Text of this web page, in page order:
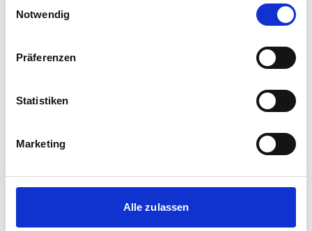
Notwendig
Präferenzen
Statistiken
Marketing
Alle zulassen
64287 Darmstadt